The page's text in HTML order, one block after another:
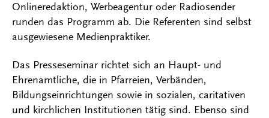
Onlineredaktion, Werbeagentur oder Radiosender
runden das Programm ab. Die Referenten sind selbst
ausgewiesene Medienpraktiker.
Das Presseseminar richtet sich an Haupt- und
Ehrenamtliche, die in Pfarreien, Verbänden,
Bildungseinrichtungen sowie in sozialen, caritativen
und kirchlichen Institutionen tätig sind. Ebenso sind